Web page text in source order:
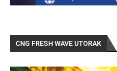
CNG FRESH WAVE UTORAK